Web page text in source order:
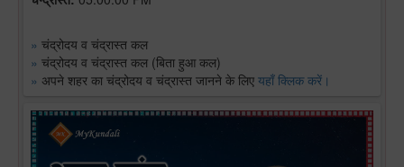
» चंद्रोदय व चंद्रास्त कल
» चंद्रोदय व चंद्रास्त कल (बिता हुआ कल)
» अपने शहर का चंद्रोदय व चंद्रास्त जानने के लिए यहाँ क्लिक करें।